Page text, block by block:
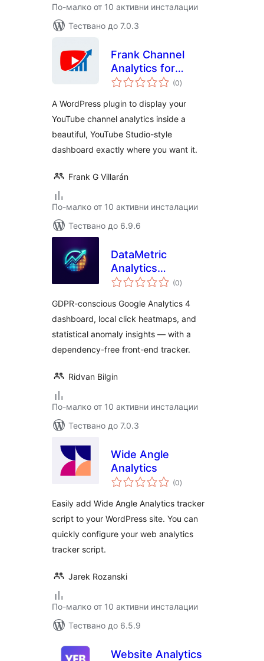
По-малко от 10 активни инсталации
Тествано до 7.0.3
Frank Channel
Analytics for
YouTube
(0общо
оценки
)
A WordPress plugin to display your
YouTube channel analytics inside a
beautiful, YouTube Studio-style
dashboard exactly where you want it.
Frank G Villarán
По-малко от 10 активни инсталации
Тествано до 6.9.6
DataMetric
Analytics
Dashboard and
(0общо
оценки
)
GDPR-conscious Google Analytics 4
dashboard, local click heatmaps, and
statistical anomaly insights — with a
dependency-free front-end tracker.
Ridvan Bilgin
По-малко от 10 активни инсталации
Тествано до 7.0.3
Wide Angle
Analytics
(0общо
оценки
)
Easily add Wide Angle Analytics tracker
script to your WordPress site. You can
quickly configure your web analytics
tracker script.
Jarek Rozanski
По-малко от 10 активни инсталации
Тествано до 6.5.9
Website Analytics